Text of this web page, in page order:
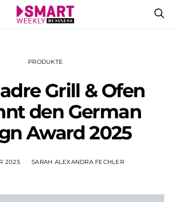
PRODUKTE
Grill & Ofen
den German
Award 2025
2025 SARAH ALEXANDRA FECHLER